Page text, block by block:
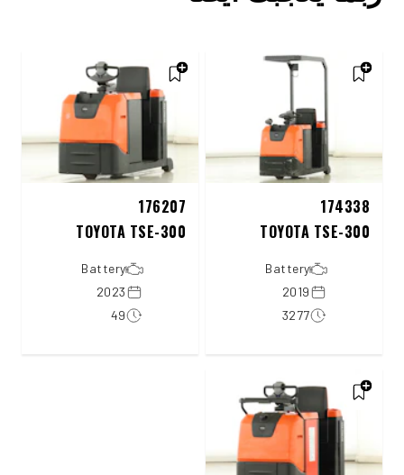
174338
TOYOTA TSE-300
Battery
2019
3277
176207
TOYOTA TSE-300
Battery
2023
49